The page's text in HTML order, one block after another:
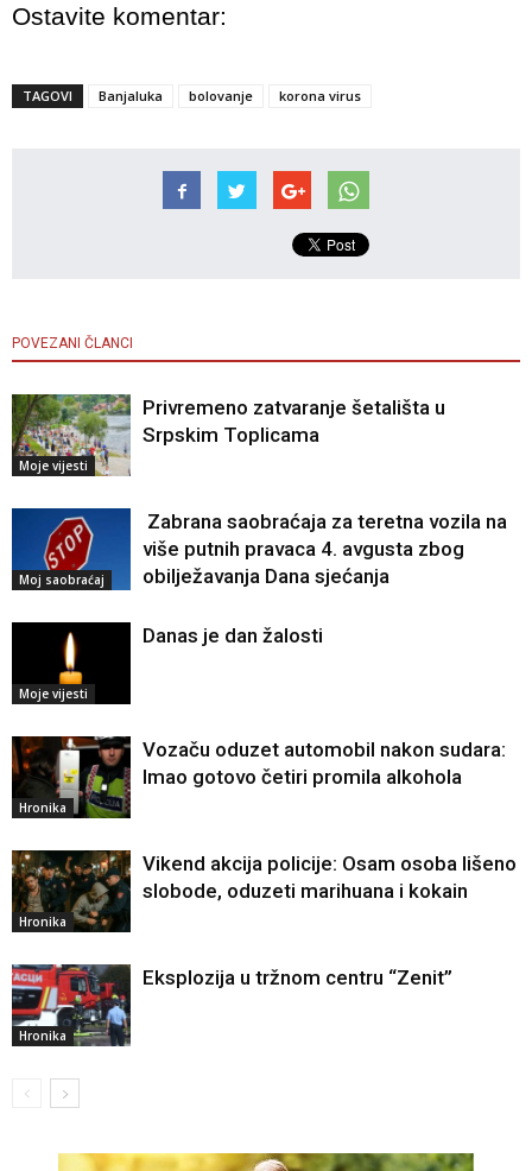
Ostavite komentar:
TAGOVI Banjaluka bolovanje korona virus
POVEZANI ČLANCI
Moje vijesti
Privremeno zatvaranje šetališta u
Srpskim Toplicama
Moj saobraćaj
Zabrana saobraćaja za teretna vozila na
više putnih pravaca 4. avgusta zbog
obilježavanja Dana sjećanja
Moje vijesti
Danas je dan žalosti
Hronika
Vozaču oduzet automobil nakon sudara:
Imao gotovo četiri promila alkohola
Hronika
Vikend akcija policije: Osam osoba lišeno
slobode, oduzeti marihuana i kokain
Hronika
Eksplozija u tržnom centru “Zenit”